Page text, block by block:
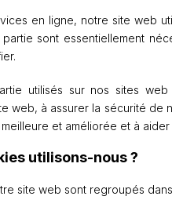
en ligne, notre site web
sont essentiellement
utilisés sur nos sites
web, à assurer la sécurité de
et améliorée et à
utilisons-nous ?
site web sont regroupés